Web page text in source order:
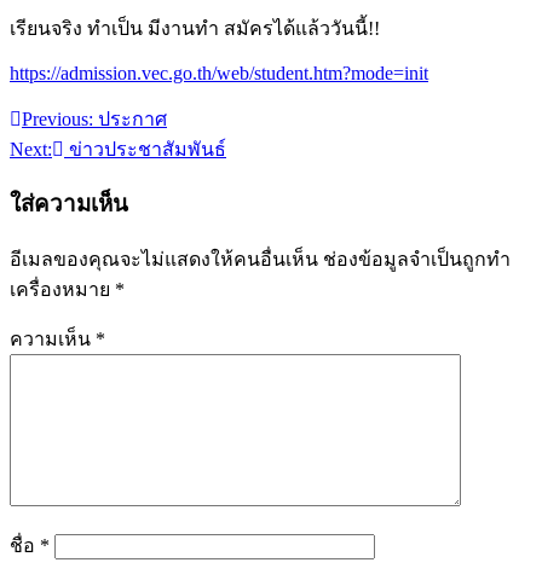
เรียนจริง ทำเป็น มีงานทำ สมัครได้แล้ววันนี้!!
https://admission.vec.go.th/web/student.htm?mode=init
แนะแนว
Previous: ประกาศ
Next:
ข่าวประชาสัมพันธ์
ใส่ความเห็น
อีเมลของคุณจะไม่แสดงให้คนอื่นเห็น ช่องข้อมูลจำเป็นถูกทำ
เครื่องหมาย *
ความเห็น *
ชื่อ *